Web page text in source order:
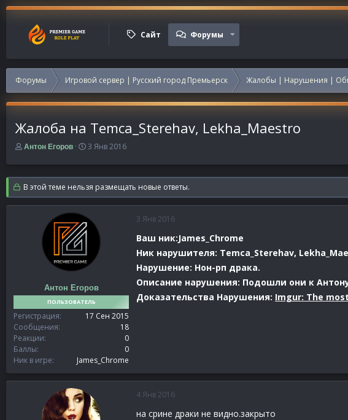
Сайт Форумы
Форумы Игровой сервер | Русский город Премьерск Жалобы | Нарушения |
Жалоба на Temca_Sterehav, Lekha_Maestro
А
т
о
р
т
Антон Егоров
Д
т
а
н
а
а
3 Янв 2016
В этой теме нельзя размещать новые ответы.
Антон Егоров
ПОЛЬЗОВАТЕЛЬ
Регистрация
17 Сен 2015
Сообщения
18
Реакции
0
Баллы
0
Ник в игре
James_Chrome
3 Янв 2016
Ваш ник:James_Chrome
Ник нарушителя: Temca_Sterehav,
Нарушение: Нон-рп драка.
Описание нарушения: Подошли они к
Доказательства Нарушения: Imgur: The
4 Янв 2016
на срине драки не видно.закрыто